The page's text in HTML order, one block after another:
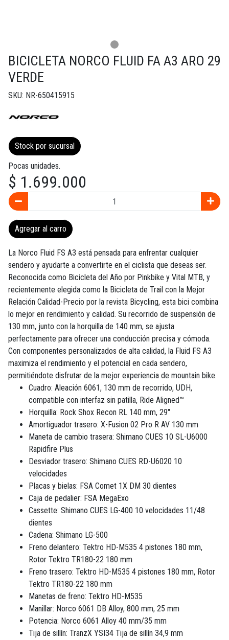
BICICLETA NORCO FLUID FA A3 ARO 29
VERDE
SKU: NR-650415915
Stock por sucursal
Pocas unidades.
$ 1.699.000
Agregar al carro
La Norco Fluid FS A3 está pensada para enfrentar cualquier
sendero y ayudarte a convertirte en el ciclista que deseas ser.
Reconocida como Bicicleta del Año por Pinkbike y Vital MTB, y
recientemente elegida como la Bicicleta de Trail con la Mejor
Relación Calidad-Precio por la revista Bicycling, esta bici combina
lo mejor en rendimiento y calidad. Su recorrido de suspensión de
130 mm, junto con la horquilla de 140 mm, se ajusta
perfectamente para ofrecer una conducción precisa y cómoda.
Con componentes personalizados de alta calidad, la Fluid FS A3
maximiza el rendimiento y el potencial en cada sendero,
permitiéndote disfrutar de la mejor experiencia de mountain bike.
Cuadro: Aleación 6061, 130 mm de recorrido, UDH,
compatible con interfaz sin patilla, Ride Aligned™
Horquilla: Rock Shox Recon RL 140 mm, 29"
Amortiguador trasero: X-Fusion 02 Pro R AV 130 mm
Maneta de cambio trasera: Shimano CUES 10 SL-U6000
Rapidfire Plus
Desviador trasero: Shimano CUES RD-U6020 10
velocidades
Placas y bielas: FSA Comet 1X DM 30 dientes
Caja de pedalier: FSA MegaExo
Cassette: Shimano CUES LG-400 10 velocidades 11/48
dientes
Cadena: Shimano LG-500
Freno delantero: Tektro HD-M535 4 pistones 180 mm,
Rotor Tektro TR180-22 180 mm
Freno trasero: Tektro HD-M535 4 pistones 180 mm, Rotor
Tektro TR180-22 180 mm
Manetas de freno: Tektro HD-M535
Manillar: Norco 6061 DB Alloy, 800 mm, 25 mm
Potencia: Norco 6061 Alloy 40 mm/35 mm
Tija de sillín: TranzX YSI34 Tija de sillín 34,9 mm